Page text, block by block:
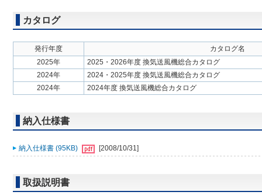
カタログ
発行年度
カタログ名
2025年
2025・2026年度 換気送風機総合カタログ
2024年
2024・2025年度 換気送風機総合カタログ
2024年
2024年度 換気送風機総合カタログ
納入仕様書
納入仕様書 (95KB) [2008/10/31]
取扱説明書